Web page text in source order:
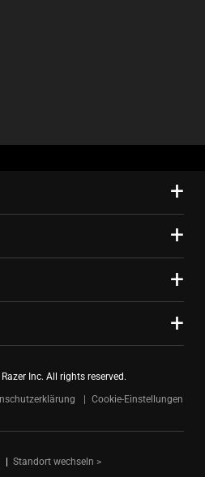
Inc. All rights reserved.
Cookie-Einstellungen
Standort wechseln >